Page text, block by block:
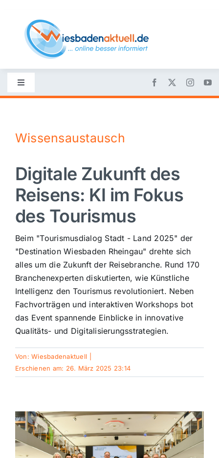
content
Toggle
Navigation
Nachrichten
Politik
Wirtschaft
Sport
Kultur
Panorama
Mein Stadtteil
Galerie
Polizeimeldungen
Wissensaustausch
Digitale Zukunft des
Reisens: KI im Fokus
des Tourismus
Beim "Tourismusdialog Stadt - Land 2025" der
"Destination Wiesbaden Rheingau" drehte sich
alles um die Zukunft der Reisebranche. Rund 170
Branchenexperten diskutierten, wie Künstliche
Intelligenz den Tourismus revolutioniert. Neben
Fachvorträgen und interaktiven Workshops bot
das Event spannende Einblicke in innovative
Qualitäts- und Digitalisierungsstrategien.
Von:Wiesbadenaktuell
Erschienen am: 26. März 2025 23:14